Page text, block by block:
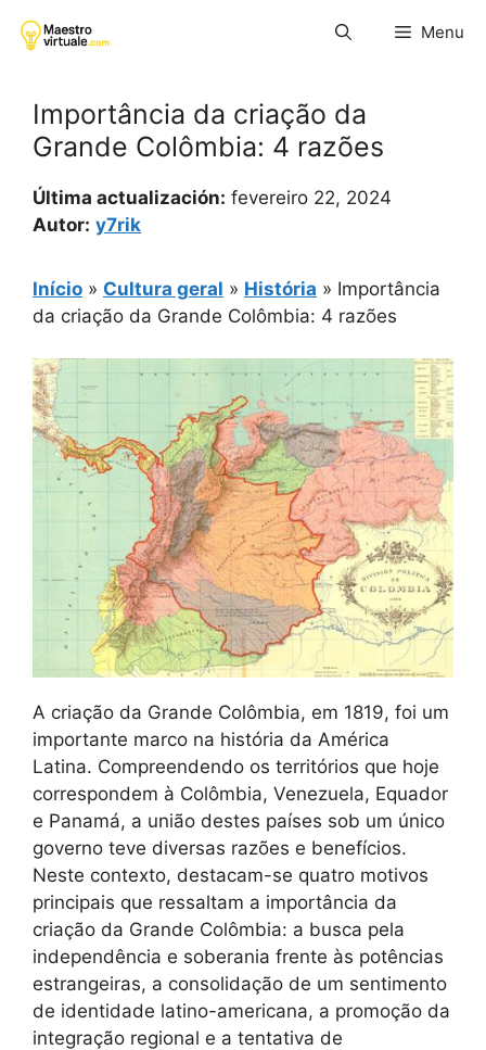
para
Menu
Importância da criação da
Grande Colômbia: 4 razões
Última actualización: fevereiro 22, 2024
Autor: y7rik
Início » Cultura geral » História » Importância
da criação da Grande Colômbia: 4 razões
A criação da Grande Colômbia, em 1819, foi um
importante marco na história da América
Latina. Compreendendo os territórios que hoje
correspondem à Colômbia, Venezuela, Equador
e Panamá, a união destes países sob um único
governo teve diversas razões e benefícios.
Neste contexto, destacam-se quatro motivos
principais que ressaltam a importância da
criação da Grande Colômbia: a busca pela
independência e soberania frente às potências
estrangeiras, a consolidação de um sentimento
de identidade latino-americana, a promoção da
integração regional e a tentativa de